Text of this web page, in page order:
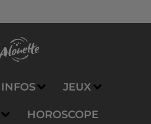
INFOS JEUX
HOROSCOPE